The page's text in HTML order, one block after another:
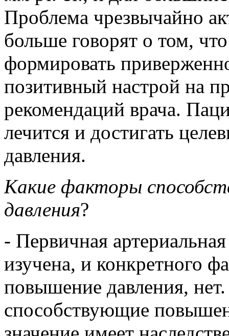
Проблема чрезвычайно
больше говорят о том,
формировать
позитивный настрой на
рекомендаций врача.
лечится и достигать
давления.
Какие факторы
давления?
- Первичная
изучена, и конкретного
повышение давления,
способствующие